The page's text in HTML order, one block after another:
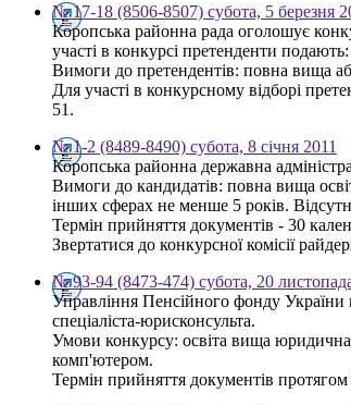
№ 17-18 (8506-8507) субота, 5 березня
Коропська районна рада оголошує
участі в конкурсі претенденти
Вимоги до претендентів: повна вища
Для участі в конкурсному відборі
51.
№ 1-2 (8489-8490) субота, 8 січня 2011
Коропська районна державна
Вимоги до кандидатів: повна вища
інших сферах не менше 5 років.
Термін прийняття документів - 30
Звертатися до конкурсної комісії
№ 93-94 (8473-474) субота, 20
Управління Пенсійного фонду України
спеціаліста-юрисконсульта.
Умови конкурсу: освіта вища
комп'ютером.
Термін прийняття документів